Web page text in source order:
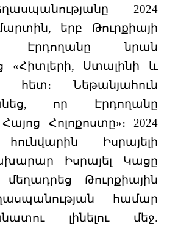
2024
երբ Թուրքիայի
Էրդողանը նրան
«Հիտլերի, Ստալինի և
հետ։ Նեթանյահուն
որ Էրդողանը
Հոլոքոստը»։ 2024
Իսրայելի
Իսրայել Կացը
Թուրքիային
համար
լինելու մեջ.